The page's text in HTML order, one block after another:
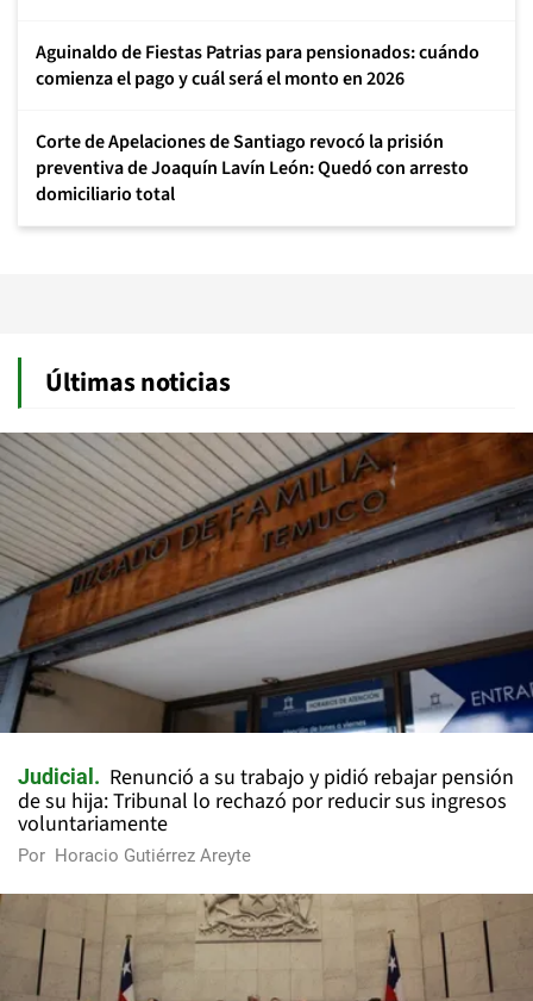
Aguinaldo de Fiestas Patrias para pensionados: cuándo
comienza el pago y cuál será el monto en 2026
Corte de Apelaciones de Santiago revocó la prisión
preventiva de Joaquín Lavín León: Quedó con arresto
domiciliario total
Últimas noticias
Judicial
Renunció a su trabajo y pidió rebajar pensión
de su hija: Tribunal lo rechazó por reducir sus ingresos
voluntariamente
Por Horacio Gutiérrez Areyte